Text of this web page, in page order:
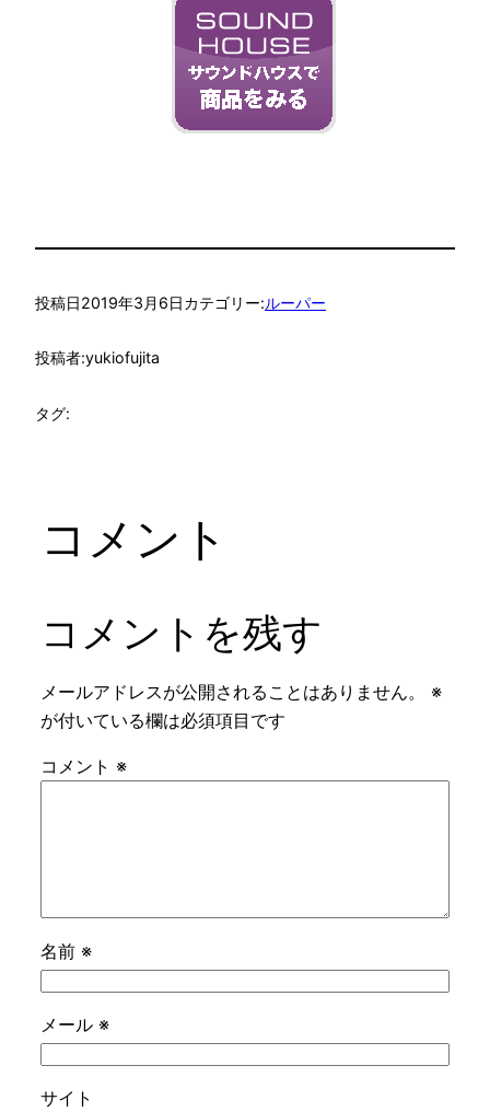
投稿日2019年3月6日カテゴリー:ルーパー
投稿者:yukiofujita
タグ:
コメント
コメントを残す
メールアドレスが公開されることはありません。
※
が付いている欄は必須項目です
コメント ※
名前 ※
メール ※
サイト